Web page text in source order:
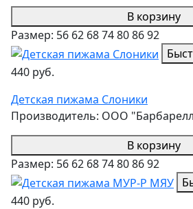
В корзину
Размер: 56 62 6874808692
440 руб.
Детская пижама Слоники
Производитель: ООО
В корзину
Размер: 56 62 6874808692
440 руб.